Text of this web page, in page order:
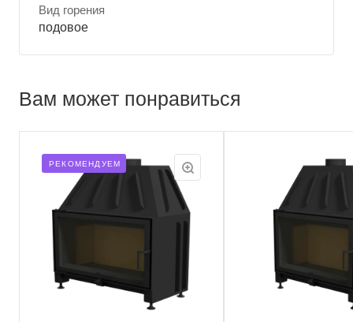
Вид горения
подовое
Вам может понравиться
РЕКОМЕНДУЕМ